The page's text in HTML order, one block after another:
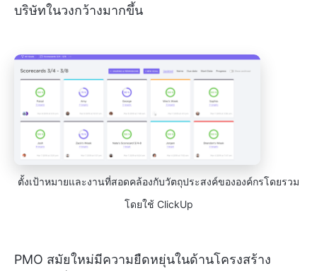
บริษัทในวงกว้างมากขึ้น
ตั้งเป้าหมายและงานที่สอดคล้องกับวัตถุประสงค์ขององค์กรโดยรวม
โดยใช้ ClickUp
PMO สมัยใหม่มีความยืดหยุ่นในด้านโครงสร้าง